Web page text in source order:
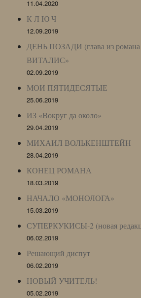
11.04.2020
К Л Ю Ч
12.09.2019
ДЕНЬ ПОЗАДИ (глава из
ВИТАЛИС»
02.09.2019
МОИ ПЯТИДЕСЯТЫЕ
25.06.2019
ИЗ «Вокруг да около»
29.04.2019
МИХАИЛ ВОЛЬКЕНШТЕЙН
28.04.2019
КОНЕЦ РОМАНА
18.03.2019
НАЧАЛО «МОНОЛОГА»
15.03.2019
СУПЕРКУКИСЫ-2 (новая
06.02.2019
Решающий диспут
06.02.2019
НОВЫЙ УЧИТЕЛЬ!
05.02.2019